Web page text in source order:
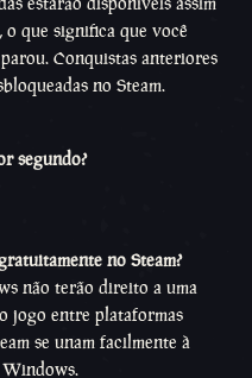
que significa que você
Conquistas anteriores
no Steam.
segundo?
no Steam?
não terão direito a uma
jogo entre plataformas
se unam facilmente à